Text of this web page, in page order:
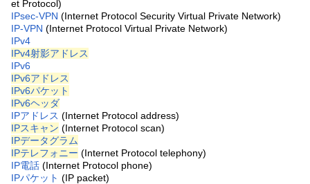
et Protocol)
IPsec-VPN (Internet Protocol Security Virtual Private Network)
IP-VPN (Internet Protocol Virtual Private Network)
IPv4
IPv4射影アドレス
IPv6
IPv6アドレス
IPv6パケット
IPv6ヘッダ
IPアドレス (Internet Protocol address)
IPスキャン (Internet Protocol scan)
IPデータグラム
IPテレフォニー (Internet Protocol telephony)
IP電話 (Internet Protocol phone)
IPパケット (IP packet)